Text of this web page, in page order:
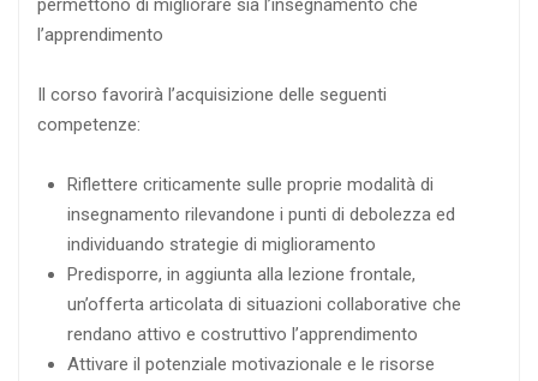
l’apprendimento
Il corso favorirà l’acquisizione delle seguenti
competenze:
Riflettere criticamente sulle proprie modalità di
insegnamento rilevandone i punti di debolezza ed
individuando strategie di miglioramento
Predisporre, in aggiunta alla lezione frontale,
un’offerta articolata di situazioni collaborative che
rendano attivo e costruttivo l’apprendimento
Attivare il potenziale motivazionale e le risorse